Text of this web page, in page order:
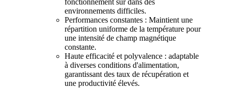
environnements difficiles.
Performances constantes : Maintient une
répartition uniforme de la température pour
une intensité de champ magnétique
constante.
Haute efficacité et polyvalence : adaptable
à diverses conditions d'alimentation,
garantissant des taux de récupération et
une productivité élevés.